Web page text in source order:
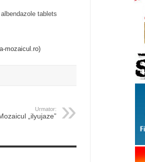
albendazole tablets
mozaicul.ro)
Urmator:
„ilyujaze”